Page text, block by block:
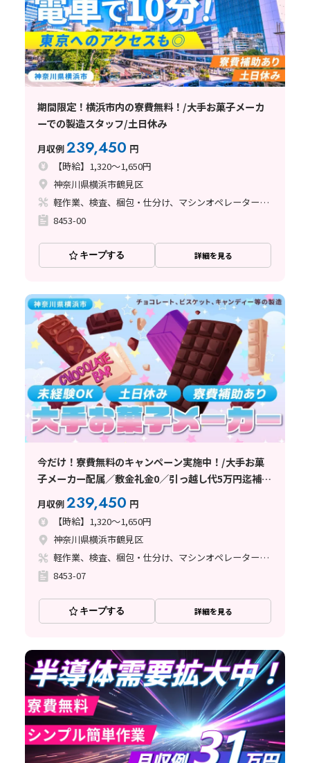
期間限定！横浜市内の寮費無料！/大手お菓子メーカ
ーでの製造スタッフ/土日休み
月収例239,450 円
【時給】1,320～1,650円
神奈川県横浜市鶴見区
軽作業、検査、梱包・仕分け、マシンオペレーター、清掃・洗浄、ライン作業、立ち作業
8453-00
キープする 詳細を見る
今だけ！寮費無料のキャンペーン実施中！/大手お菓
子メーカー配属／敷金礼金0／引っ越し代5万円迄補助
／赴任交通費全額会社負担
月収例239,450 円
【時給】1,320～1,650円
神奈川県横浜市鶴見区
軽作業、検査、梱包・仕分け、マシンオペレーター、清掃・洗浄、ライン作業、立ち作業
8453-07
キープする 詳細を見る